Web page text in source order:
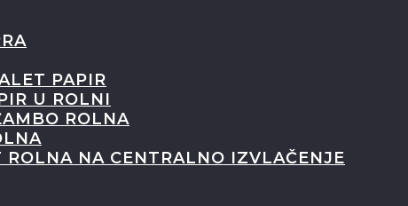
PAPIR
U ROLNI
ROLNA
ROLNA NA CENTRALNO IZVLAČENJE